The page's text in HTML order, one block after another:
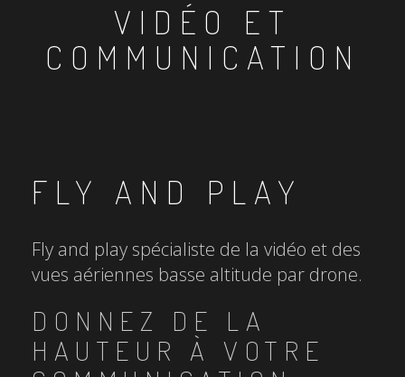
VIDÉO ET
COMMUNICATION
FLY AND PLAY
Fly and play spécialiste de la vidéo et des
vues aériennes basse altitude par drone.
DONNEZ DE LA
HAUTEUR À VOTRE